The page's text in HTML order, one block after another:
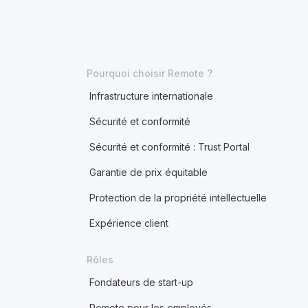
Pourquoi choisir Remote ?
Infrastructure internationale
Sécurité et conformité
Sécurité et conformité : Trust Portal
Garantie de prix équitable
Protection de la propriété intellectuelle
Expérience client
Rôles
Fondateurs de start-up